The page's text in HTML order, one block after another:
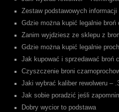
Zestaw podstawowych informacji
Gdzie można kupić legalnie broń
Zanim wyjdziesz ze sklepu z
Gdzie można kupić legalnie
Jak kupować i sprzedawać broń
Czyszczenie broni
Jaki wybrać kaliber rewolweru –
Jak sobie poradzić jeśli
Dobry wycior to podstawa